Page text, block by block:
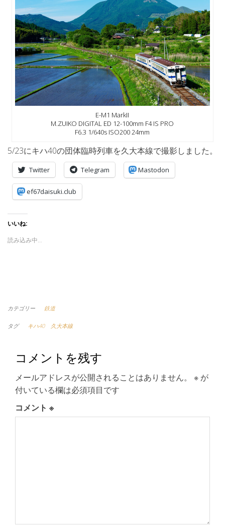
E-M1 MarkII
M.ZUIKO DIGITAL ED 12-100mm F4 IS PRO
F6.3 1/640s ISO200 24mm
5/23にキハ40の団体臨時列車を久大本線で撮影しました。
Twitter Telegram Mastodon
ef67daisuki.club
いいね:
読み込み中…
カテゴリー 鉄道
タグ キハ40 久大本線
コメントを残す
メールアドレスが公開されることはありません。 ※ が
付いている欄は必須項目です
コメント ※